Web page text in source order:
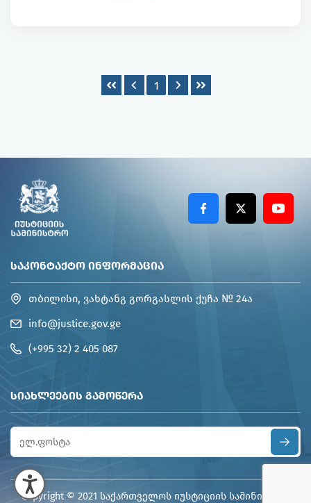
1
ᲡᲐᲙᲝᲜᲢᲐᲥᲢᲝ ᲘᲜᲤᲝᲠᲛᲐᲪᲘᲐ
თბილისი, ვახტანგ გორგასლის ქუჩა № 24ა
info@justice.gov.ge
(+995 32) 2 405 087
ᲡᲘᲐᲮᲚᲔᲔᲑᲘᲡ ᲒᲐᲛᲝᲬᲔᲠᲐ
Copyright © 2021 საქართველოს იუსტიციის სამინისტრო